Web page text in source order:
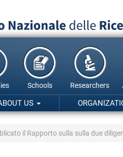
Schools Researchers
US
il Rapporto sulla sulla due